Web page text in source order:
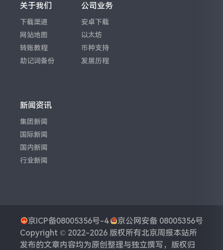
关于我们
下载渠道
网站地图
转账教程
助记词备份
公司业务
安卓下载
以太坊
币种支持
发展历程
新闻资讯
集团新闻
国际新闻
国内新闻
行业新闻
京ICP备08005356号-4
京公网安备 08005356号
Copyright © 2022-2026 版权所有北京周报本站所
发布的文章内容均为原创整理与独立撰写，版权归